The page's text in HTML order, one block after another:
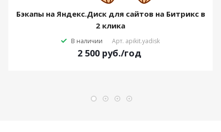
Бэкапы на Яндекс.Диск для сайтов на Битрикс в
2 клика
В наличии Арт. apikit.yadisk
2 500 руб./год